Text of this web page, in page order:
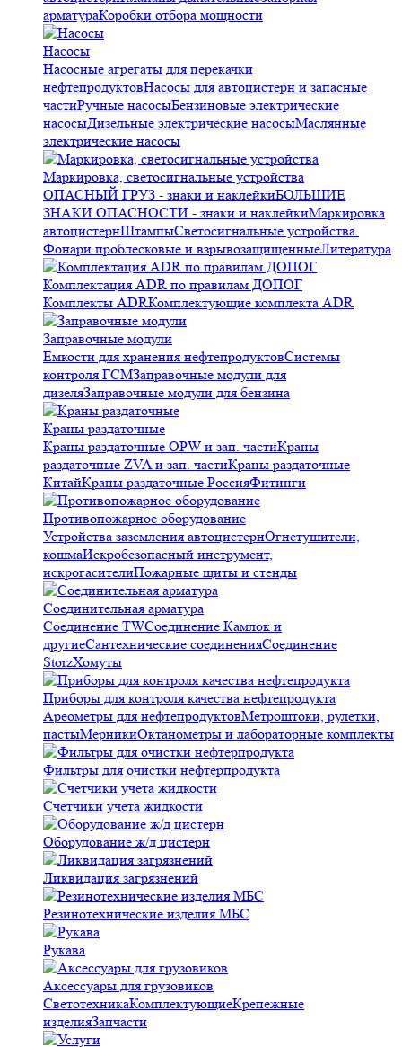
арматураКоробки отбора мощности
Насосы
Насосные агрегаты для перекачки
нефтепродуктовНасосы для автоцистерн и запасные
частиРучные насосыБензиновые электрические
насосыДизельные электрические насосыМаслянные
электрические насосы
Маркировка, светосигнальные устройства
ОПАСНЫЙ ГРУЗ - знаки и наклейкиБОЛЬШИЕ
ЗНАКИ ОПАСНОСТИ - знаки и наклейкиМаркировка
автоцистернШтампыСветосигнальные устройства.
Фонари проблесковые и взрывозащищенныеЛитература
Комплектация ADR по правилам ДОПОГ
Комплекты ADRКомплектующие комплекта ADR
Заправочные модули
Ёмкости для хранения нефтепродуктовСистемы
контроля ГСМЗаправочные модули для
дизеляЗаправочные модули для бензина
Краны раздаточные
Краны раздаточные OPW и зап. частиКраны
раздаточные ZVA и зап. частиКраны раздаточные
КитайКраны раздаточные РоссияФитинги
Противопожарное оборудование
Устройства заземления автоцистернОгнетушители,
кошмаИскробезопасный инструмент,
искрогасителиПожарные щиты и стенды
Соединительная арматура
Соединение TWСоединение Камлок и
другиеСантехнические соединенияСоединение
StorzХомуты
Приборы для контроля качества нефтепродукта
Ареометры для нефтепродуктовМетроштоки, рулетки,
пастыМерникиОктанометры и лабораторные комплекты
Фильтры для очистки нефтерпродукта
Счетчики учета жидкости
Оборудование ж/д цистерн
Ликвидация загрязнений
Резинотехнические изделия МБС
Рукава
Аксессуары для грузовиков
СветотехникаКомплектующиеКрепежные
изделияЗапчасти